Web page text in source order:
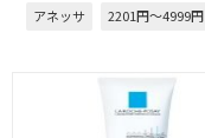
アネッサ 2201円～4999円